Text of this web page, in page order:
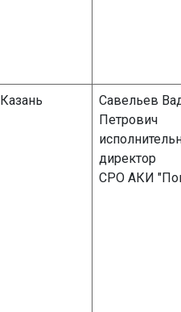
Казань
Савельев
Петрович
директор
СРО АКИ